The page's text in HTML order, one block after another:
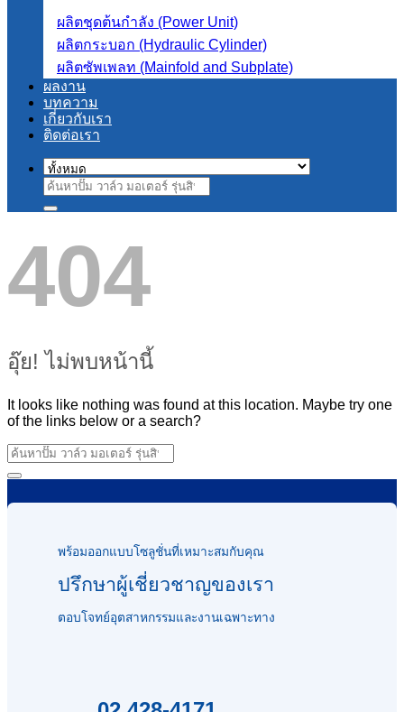
ผลิตชุดต้นกำลัง (Power Unit)
ผลิตกระบอก (Hydraulic Cylinder)
ผลิตซัพเพลท (Mainfold and Subplate)
ผลงาน
บทความ
เกี่ยวกับเรา
ติดต่อเรา
ค้นหา:
404
อุ๊ย! ไม่พบหน้านี้
It looks like nothing was found at this location. Maybe try one
of the links below or a search?
พร้อมออกแบบโซลูชั่นที่เหมาะสมกับคุณ
ปรึกษาผู้เชี่ยวชาญของเรา
ตอบโจทย์อุตสาหกรรมและงานเฉพาะทาง